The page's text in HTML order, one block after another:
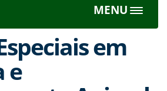
MENU
Toggle
em
e